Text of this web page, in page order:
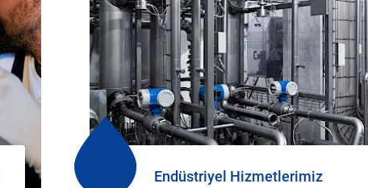
Endüstriyel Hizmetlerimiz